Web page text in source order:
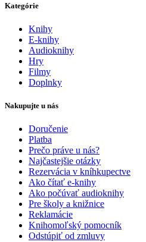
Kategórie
Knihy
E-knihy
Audioknihy
Hry
Filmy
Doplnky
Nakupujte u nás
Doručenie
Platba
Prečo práve u nás?
Najčastejšie otázky
Rezervácia v kníhkupectve
Ako čítať e-knihy
Ako počúvať audioknihy
Pre školy a knižnice
Reklamácie
Knihomoľský pomocník
Odstúpiť od zmluvy